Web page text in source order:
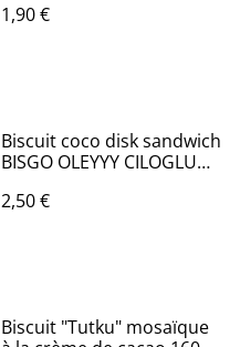
1,90 €
Biscuit coco disk sandwich
BISGO OLEYYY CILOGLU
2,50 €
Biscuit "Tutku" mosaïque